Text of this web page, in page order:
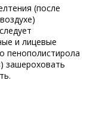
(после
и лицевые
пенополистирола
зашероховать